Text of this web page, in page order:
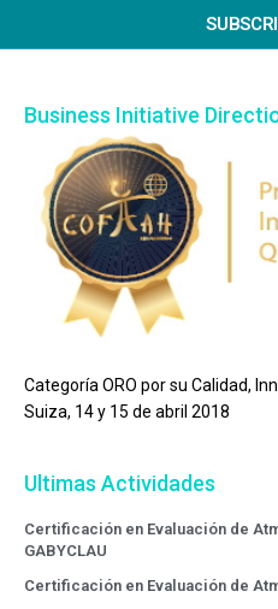
Business Initiative
Categoría ORO por su Calidad,
Suiza, 14 y 15 de abril 2018
Ultimas Actividades
Certificación en Evaluación de
GABYCLAU
Certificación en Evaluación de